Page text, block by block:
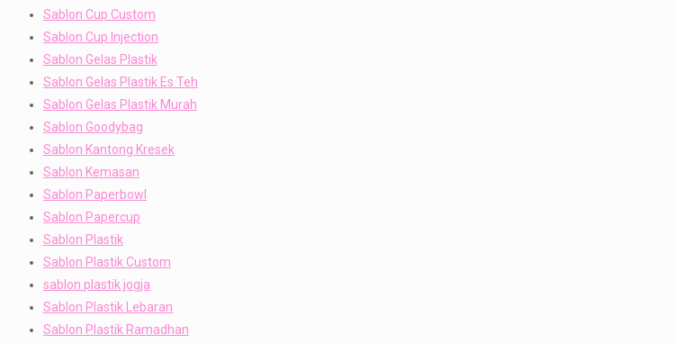
Sablon Cup Custom
Sablon Cup Injection
Sablon Gelas Plastik
Sablon Gelas Plastik Es Teh
Sablon Gelas Plastik Murah
Sablon Goodybag
Sablon Kantong Kresek
Sablon Kemasan
Sablon Paperbowl
Sablon Papercup
Sablon Plastik
Sablon Plastik Custom
sablon plastik jogja
Sablon Plastik Lebaran
Sablon Plastik Ramadhan